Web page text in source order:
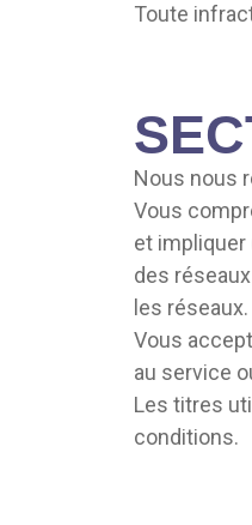
Toute
Nous nous
Vous
et
des
les réseaux.
Vous
au service
Les titres
conditions.